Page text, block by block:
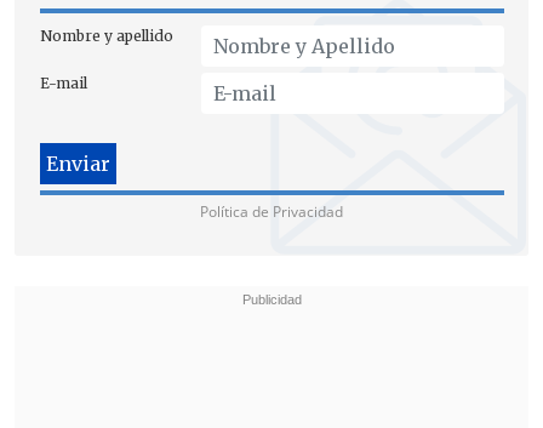
Nombre y apellido
E-mail
Política de Privacidad